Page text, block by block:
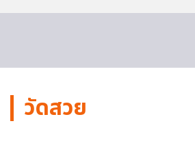
วัดสวย